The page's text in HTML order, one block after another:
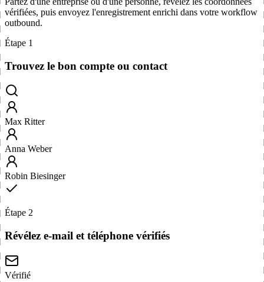
vérifiées, puis envoyez l'enregistrement enrichi dans votre workflow
outbound.
Étape 1
Trouvez le bon compte ou contact
Max Ritter
Anna Weber
Robin Biesinger
Étape 2
Révélez e-mail et téléphone vérifiés
Vérifié